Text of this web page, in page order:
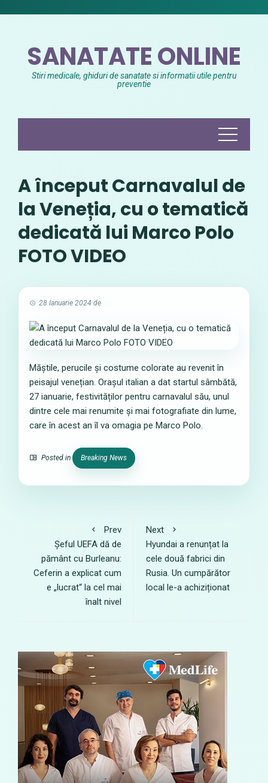
SANATATE ONLINE
Stiri medicale, ghiduri de sanatate si informatii utile pentru
preventie
A început Carnavalul de
la Veneția, cu o tematică
dedicată lui Marco Polo
FOTO VIDEO
28 Ianuarie 2024 de
Măștile, perucile și costume colorate au revenit în
peisajul venețian. Orașul italian a dat startul sâmbătă,
27 ianuarie, festivităților pentru carnavalul său, unul
dintre cele mai renumite și mai fotografiate din lume,
care în acest an îl va omagia pe Marco Polo.
Posted in Breaking News
Prev
Șeful UEFA dă de
pământ cu Burleanu:
Ceferin a explicat cum
e „lucrat“ la cel mai
înalt nivel
Next
Hyundai a renunțat la
cele două fabrici din
Rusia. Un cumpărător
local le-a achiziționat